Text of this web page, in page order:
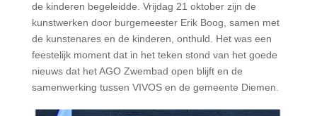
de kinderen begeleidde. Vrijdag 21 oktober zijn de
kunstwerken door burgemeester Erik Boog, samen met
de kunstenares en de kinderen, onthuld. Het was een
feestelijk moment dat in het teken stond van het goede
nieuws dat het AGO Zwembad open blijft en de
samenwerking tussen VIVOS en de gemeente Diemen.